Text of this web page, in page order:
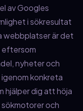
av Googles
i sökresultat
webbplatser är det
eftersom
nyheter och
igenom konkreta
hjälper dig att höja
sökmotorer och